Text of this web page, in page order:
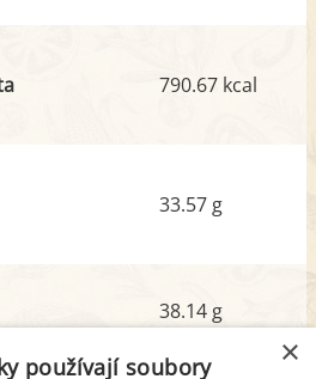
790.67 kcal
33.57 g
38.14 g
5.51 g
×
používají soubory